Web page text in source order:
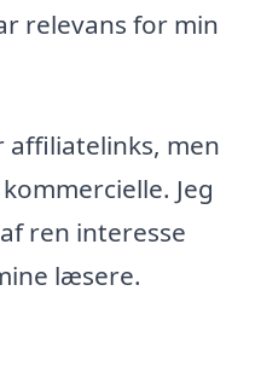
relevans for min
men
Jeg
ren interesse
læsere.